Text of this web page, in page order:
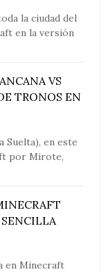
la ciudad del
en la versión
VS
TRONOS EN
Suelta), en este
por Mirote,
en Minecraft